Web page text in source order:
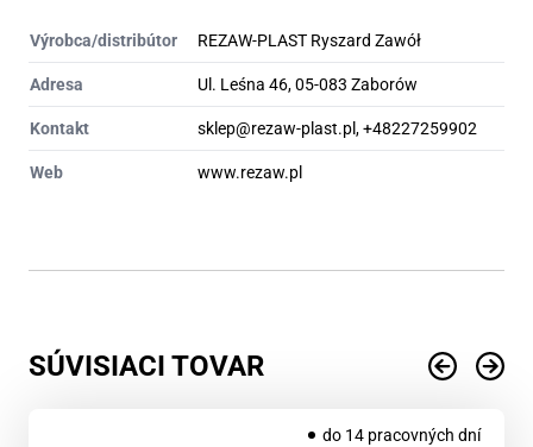
Výrobca/distribútor REZAW-PLAST Ryszard Zawół
Adresa Ul. Leśna 46, 05-083 Zaborów
Kontakt sklep@rezaw-plast.pl, +48227259902
Web www.rezaw.pl
SÚVISIACI TOVAR
do 14 pracovných dní